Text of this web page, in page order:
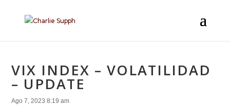
VIX INDEX – VOLATILIDAD
– UPDATE
Ago 7, 2023 8:19 am